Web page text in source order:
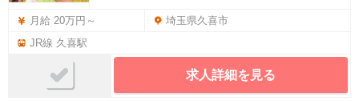
月給 20万円～
埼玉県久喜市
JR線 久喜駅
求人詳細を見る